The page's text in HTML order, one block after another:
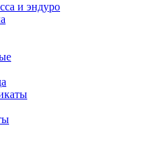
и эндуро